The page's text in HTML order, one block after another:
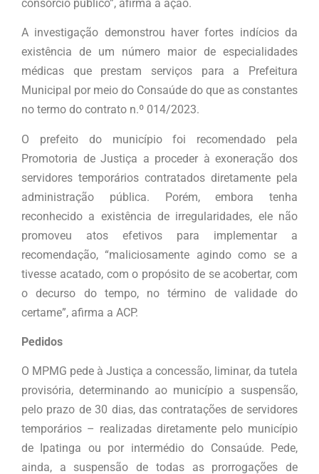
consórcio público”, afirma a ação.
A investigação demonstrou haver fortes indícios da
existência de um número maior de especialidades
médicas que prestam serviços para a Prefeitura
Municipal por meio do Consaúde do que as constantes
no termo do contrato n.º 014/2023.
O prefeito do município foi recomendado pela
Promotoria de Justiça a proceder à exoneração dos
servidores temporários contratados diretamente pela
administração pública. Porém, embora tenha
reconhecido a existência de irregularidades, ele não
promoveu atos efetivos para implementar a
recomendação, “maliciosamente agindo como se a
tivesse acatado, com o propósito de se acobertar, com
o decurso do tempo, no término de validade do
certame”, afirma a ACP.
Pedidos
O MPMG pede à Justiça a concessão, liminar, da tutela
provisória, determinando ao município a suspensão,
pelo prazo de 30 dias, das contratações de servidores
temporários – realizadas diretamente pelo município
de Ipatinga ou por intermédio do Consaúde. Pede,
ainda, a suspensão de todas as prorrogações de